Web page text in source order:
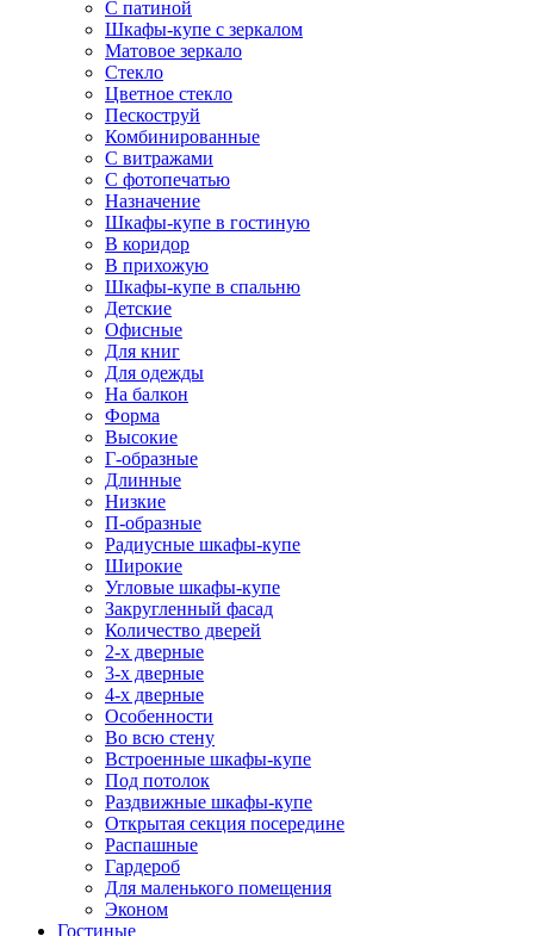
С патиной
Шкафы-купе с зеркалом
Матовое зеркало
Стекло
Цветное стекло
Пескоструй
Комбинированные
С витражами
С фотопечатью
Назначение
Шкафы-купе в гостиную
В коридор
В прихожую
Шкафы-купе в спальню
Детские
Офисные
Для книг
Для одежды
На балкон
Форма
Высокие
Г-образные
Длинные
Низкие
П-образные
Радиусные шкафы-купе
Широкие
Угловые шкафы-купе
Закругленный фасад
Количество дверей
2-х дверные
3-х дверные
4-х дверные
Особенности
Во всю стену
Встроенные шкафы-купе
Под потолок
Раздвижные шкафы-купе
Открытая секция посередине
Распашные
Гардероб
Для маленького помещения
Эконом
Гостиные